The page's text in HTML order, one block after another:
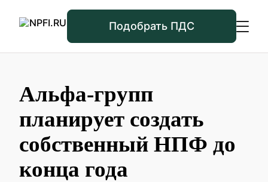
Подобрать ПДС
Альфа-групп
планирует создать
собственный НПФ до
конца года